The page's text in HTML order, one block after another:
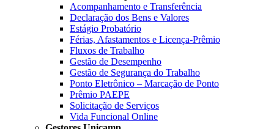
Acompanhamento e Transferência
Declaração dos Bens e Valores
Estágio Probatório
Férias, Afastamentos e Licença-Prêmio
Fluxos de Trabalho
Gestão de Desempenho
Gestão de Segurança do Trabalho
Ponto Eletrônico – Marcação de Ponto
Prêmio PAEPE
Solicitação de Serviços
Vida Funcional Online